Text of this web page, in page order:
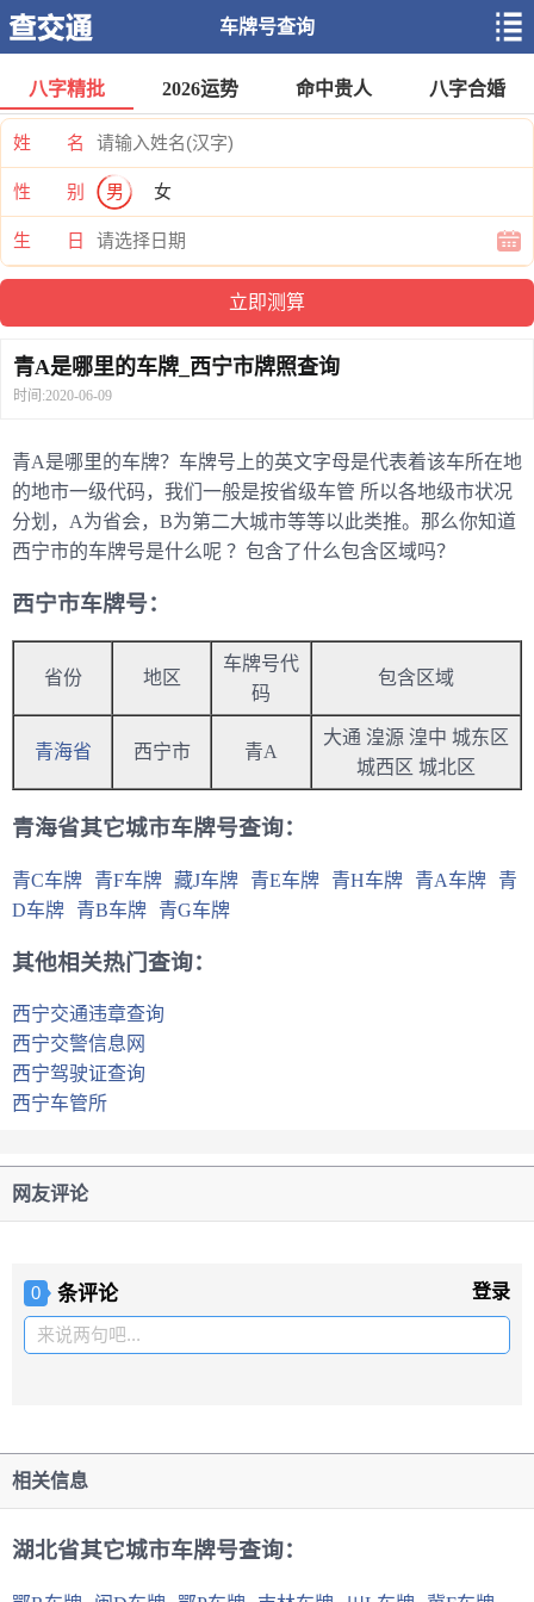
车牌号查询
八字精批 2026运势 命中贵人 八字合婚
姓 名
性 别 男 女
生 日
青A是哪里的车牌_西宁市牌照查询
时间:2020-06-09
青A是哪里的车牌？车牌号上的英文字母是代表着该车所在地
的地市一级代码，我们一般是按省级车管 所以各地级市状况
分划，A为省会，B为第二大城市等等以此类推。那么你知道
西宁市的车牌号是什么呢 ？包含了什么包含区域吗？
西宁市车牌号：
省份 地区
车牌号代
码
包含区域
青海省 西宁市 青A
大通 湟源 湟中 城东区
城西区 城北区
青海省其它城市车牌号查询：
青C车牌 青F车牌 藏J车牌 青E车牌 青H车牌 青A车牌
青
D车牌
青B车牌 青G车牌
其他相关热门查询：
西宁交通违章查询
西宁交警信息网
西宁驾驶证查询
西宁车管所
网友评论
0 条评论 登录
来说两句吧...
相关信息
湖北省其它城市车牌号查询：